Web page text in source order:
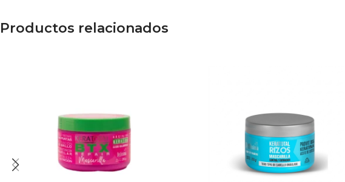
Productos relacionados